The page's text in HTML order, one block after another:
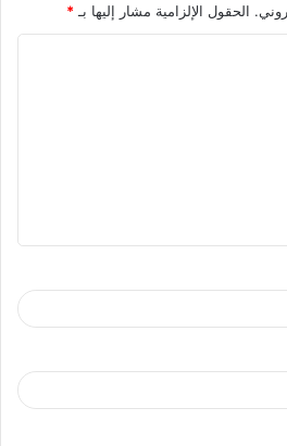
الحقول الإلزامية مشار إليها بـ *